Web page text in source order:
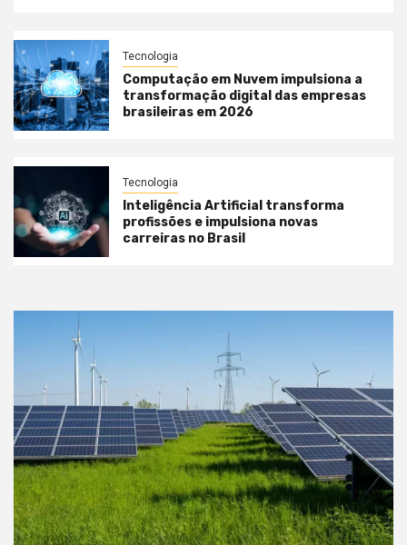
Tecnologia
Computação em Nuvem impulsiona a
transformação digital das empresas
brasileiras em 2026
Tecnologia
Inteligência Artificial transforma
profissões e impulsiona novas
carreiras no Brasil